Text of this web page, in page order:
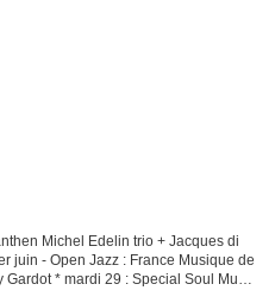
Michel Edelin trio + Jacques di
juin - Open Jazz : France Musique de
* mardi 29 : Special Soul Music